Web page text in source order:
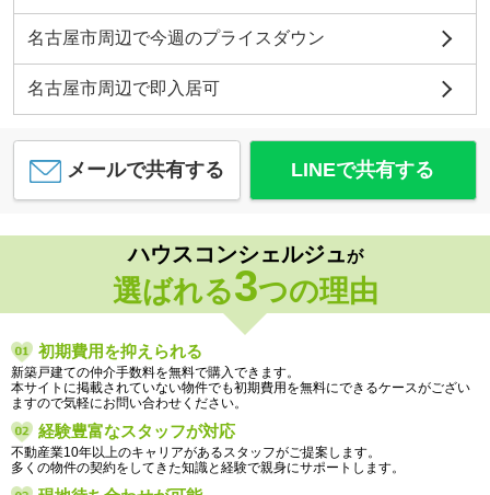
名古屋市周辺で今週のプライスダウン
名古屋市周辺で即入居可
メールで共有する LINEで共有する
ハウスコンシェルジュが
選ばれる3つの理由
初期費用を抑えられる
新築戸建ての仲介手数料を無料で購入できます。
本サイトに掲載されていない物件でも初期費用を無料にできるケースがござい
ますので気軽にお問い合わせください。
経験豊富なスタッフが対応
不動産業10年以上のキャリアがあるスタッフがご提案します。
多くの物件の契約をしてきた知識と経験で親身にサポートします。